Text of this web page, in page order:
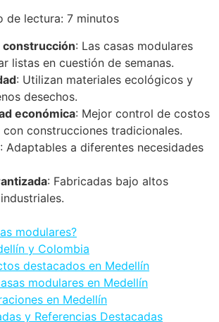
de lectura: 7 minutos
construcción: Las casas modulares
listas en cuestión de semanas.
: Utilizan materiales ecológicos y
desechos.
económica: Mejor control de costos
construcciones tradicionales.
: Adaptables a diferentes necesidades
: Fabricadas bajo altos
modulares?
y Colombia
destacados en Medellín
modulares en Medellín
en Medellín
y Referencias Destacadas